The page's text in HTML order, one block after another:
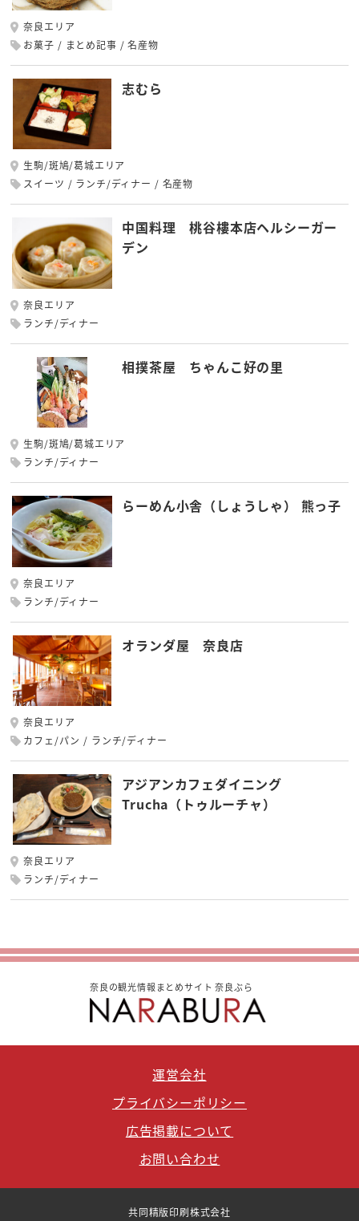
奈良エリア
お菓子
まとめ記事 名産物
志むら
生駒/斑鳩/葛城エリア
スイーツ
ランチ/ディナー 名産物
中国料理 桃谷樓本店ヘルシーガー
デン
奈良エリア
ランチ/ディナー
相撲茶屋 ちゃんこ好の里
生駒/斑鳩/葛城エリア
ランチ/ディナー
らーめん小舎（しょうしゃ） 熊っ子
奈良エリア
ランチ/ディナー
オランダ屋 奈良店
奈良エリア
カフェ/パン
ランチ/ディナー
アジアンカフェダイニング
Trucha（トゥルーチャ）
奈良エリア
ランチ/ディナー
奈良の観光情報まとめサイト 奈良ぶら
運営会社
プライバシーポリシー
広告掲載について
お問い合わせ
共同精版印刷株式会社